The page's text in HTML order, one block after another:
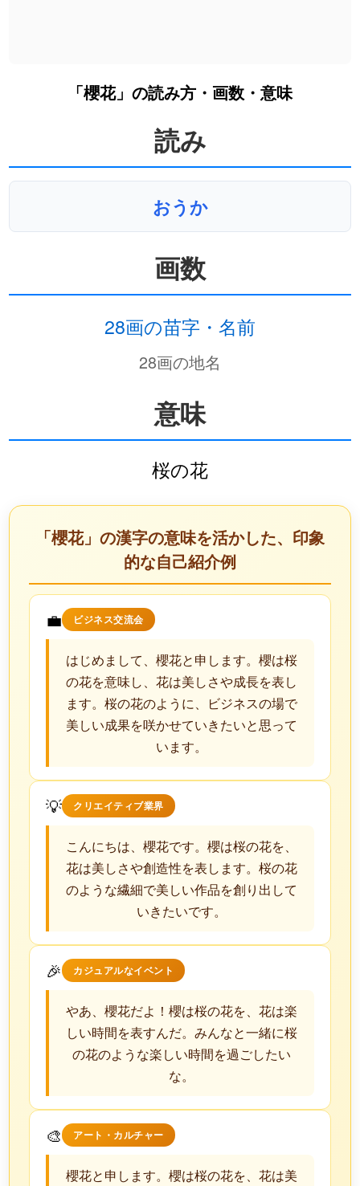
「櫻花」の読み方・画数・意味
読み
おうか
画数
28画の苗字・名前
28画の地名
意味
桜の花
「櫻花」の漢字の意味を活かした、印象
的な自己紹介例
💼 ビジネス交流会
はじめまして、櫻花と申します。櫻は桜
の花を意味し、花は美しさや成長を表し
ます。桜の花のように、ビジネスの場で
美しい成果を咲かせていきたいと思って
います。
💡 クリエイティブ業界
こんにちは、櫻花です。櫻は桜の花を、
花は美しさや創造性を表します。桜の花
のような繊細で美しい作品を創り出して
いきたいです。
🎉 カジュアルなイベント
やあ、櫻花だよ！櫻は桜の花を、花は楽
しい時間を表すんだ。みんなと一緒に桜
の花のような楽しい時間を過ごしたい
な。
🎨 アート・カルチャー
櫻花と申します。櫻は桜の花を、花は美